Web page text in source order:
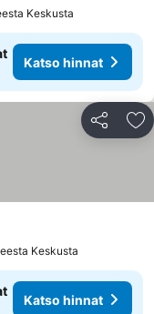
Keskusta
Katso hinnat
Jaa
Keskusta
Katso hinnat